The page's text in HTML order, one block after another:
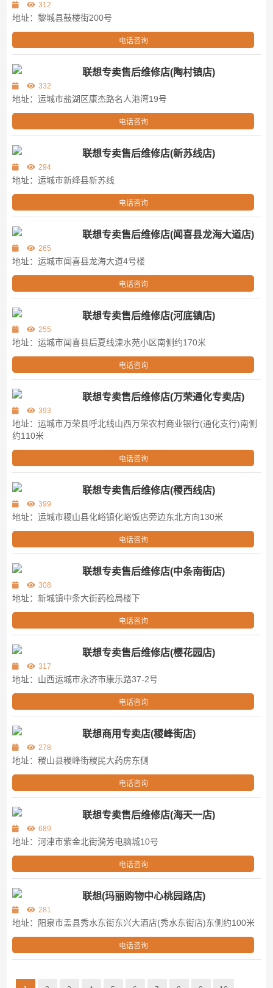
312
地址：黎城县鼓楼街200号
电话咨询
联想专卖售后维修店(陶村镇店)
332
地址：运城市盐湖区康杰路名人港湾19号
电话咨询
联想专卖售后维修店(新苏线店)
294
地址：运城市新绛县新苏线
电话咨询
联想专卖售后维修店(闻喜县龙海大道店)
265
地址：运城市闻喜县龙海大道4号楼
电话咨询
联想专卖售后维修店(河底镇店)
255
地址：运城市闻喜县后夏线涑水苑小区南侧约170米
电话咨询
联想专卖售后维修店(万荣通化专卖店)
393
地址：运城市万荣县呼北线山西万荣农村商业银行(通化支行)南侧
约110米
电话咨询
联想专卖售后维修店(稷西线店)
399
地址：运城市稷山县化峪镇化峪饭店旁边东北方向130米
电话咨询
联想专卖售后维修店(中条南街店)
308
地址：新城镇中条大街药检局楼下
电话咨询
联想专卖售后维修店(樱花园店)
317
地址：山西运城市永济市康乐路37-2号
电话咨询
联想商用专卖店(稷峰街店)
278
地址：稷山县稷峰街稷民大药房东侧
电话咨询
联想专卖售后维修店(海天一店)
689
地址：河津市紫金北街漪芳电脑城10号
电话咨询
联想(玛丽购物中心桃园路店)
281
地址：阳泉市盂县秀水东街东兴大酒店(秀水东街店)东侧约100米
电话咨询